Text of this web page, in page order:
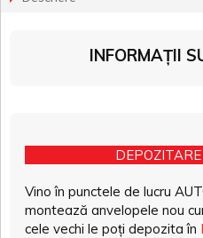
INFORMAȚII
Vino în punctele de lucru
montează anvelopele nou
cele vechi le poți depozita în